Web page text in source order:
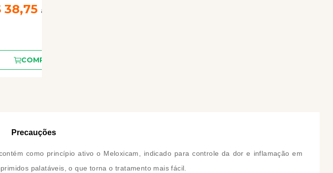
38,75
COMPRAR
Precauções
como princípio ativo o Meloxicam, indicado para controle da dor e inflamação em
palatáveis, o que torna o tratamento mais fácil.